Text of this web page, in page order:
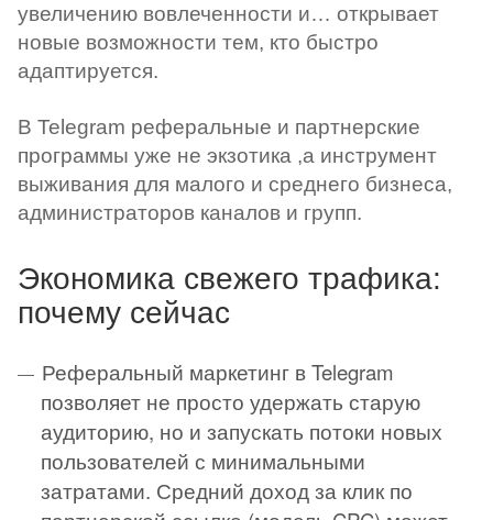
увеличению вовлеченности и… открывает
новые возможности тем, кто быстро
адаптируется.
В Telegram реферальные и партнерские
программы уже не экзотика ,а инструмент
выживания для малого и среднего бизнеса,
администраторов каналов и групп.
Экономика свежего трафика:
почему сейчас
Реферальный маркетинг в Telegram
позволяет не просто удержать старую
аудиторию, но и запускать потоки новых
пользователей с минимальными
затратами. Средний доход за клик по